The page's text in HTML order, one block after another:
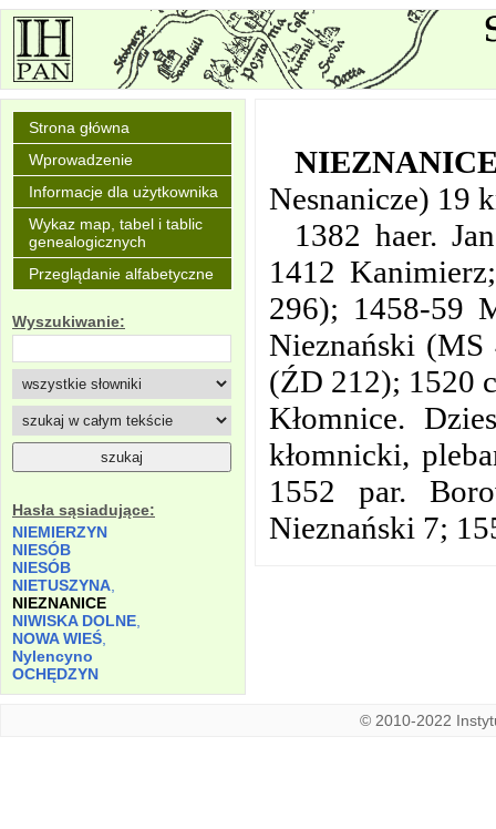
Strona główna
Wprowadzenie
Informacje dla użytkownika
Wykaz map, tabel i tablic
genealogicznych
Przeglądanie alfabetyczne
Wyszukiwanie:
Hasła sąsiadujące:
NIEMIERZYN
NIESÓB
NIESÓB
NIETUSZYNA
NIEZNANICE
NIWISKA DOLNE
NOWA WIEŚ
Nylencyno
OCHĘDZYN
Nesnanicze) 19
1382 haer.
1412
296); 1458-59
Nieznański (MS
(ŹD 212); 1520
Kłomnice.
kłomnicki,
1552 par.
Nieznański 7;
© 2010-2022